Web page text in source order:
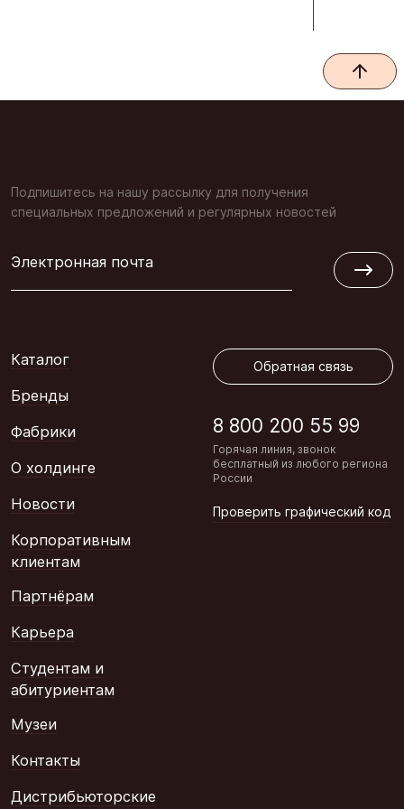
Подпишитесь на нашу рассылку для получения
специальных предложений и регулярных новостей
Электронная почта
Каталог
Бренды
Фабрики
О холдинге
Новости
Корпоративным
клиентам
Партнёрам
Карьера
Студентам и
абитуриентам
Музеи
Контакты
Дистрибьюторские
Обратная связь
8 800 200 55 99
Горячая линия, звонок
бесплатный из любого региона
России
Проверить графический код